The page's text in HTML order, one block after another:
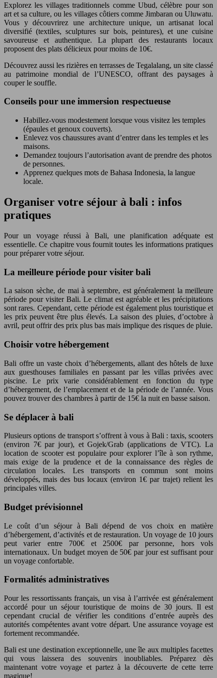
Explorez les villages traditionnels comme Ubud, célèbre pour son
art et sa culture, ou les villages côtiers comme Jimbaran ou Uluwatu.
Vous y découvrirez une architecture unique, un artisanat local
diversifié (textiles, sculptures sur bois, peintures), et une cuisine
savoureuse et authentique. La plupart des restaurants locaux
proposent des plats délicieux pour moins de 10€.
Découvrez aussi les rizières en terrasses de Tegalalang, un site classé
au patrimoine mondial de l’UNESCO, offrant des paysages à
couper le souffle.
Conseils pour une immersion respectueuse
Habillez-vous modestement lorsque vous visitez les temples
(épaules et genoux couverts).
Enlevez vos chaussures avant d’entrer dans les temples et les
maisons.
Demandez toujours l’autorisation avant de prendre des photos
de personnes.
Apprenez quelques mots de Bahasa Indonesia, la langue
locale.
Organiser votre séjour à bali : infos
pratiques
Pour un voyage réussi à Bali, une planification adéquate est
essentielle. Ce chapitre vous fournit toutes les informations pratiques
pour préparer votre séjour.
La meilleure période pour visiter bali
La saison sèche, de mai à septembre, est généralement la meilleure
période pour visiter Bali. Le climat est agréable et les précipitations
sont rares. Cependant, cette période est également plus touristique et
les prix peuvent être plus élevés. La saison des pluies, d’octobre à
avril, peut offrir des prix plus bas mais implique des risques de pluie.
Choisir votre hébergement
Bali offre un vaste choix d’hébergements, allant des hôtels de luxe
aux guesthouses familiales en passant par les villas privées avec
piscine. Le prix varie considérablement en fonction du type
d’hébergement, de l’emplacement et de la période de l’année. Vous
pouvez trouver des chambres à partir de 15€ la nuit en basse saison.
Se déplacer à bali
Plusieurs options de transport s’offrent à vous à Bali : taxis, scooters
(environ 7€ par jour), et Gojek/Grab (applications de VTC). La
location de scooter est populaire pour explorer l’île à son rythme,
mais exige de la prudence et de la connaissance des règles de
circulation locales. Les transports en commun sont moins
développés, mais des bus locaux (environ 1€ par trajet) relient les
principales villes.
Budget prévisionnel
Le coût d’un séjour à Bali dépend de vos choix en matière
d’hébergement, d’activités et de restauration. Un voyage de 10 jours
peut varier entre 700€ et 2500€ par personne, hors vols
internationaux. Un budget moyen de 50€ par jour est suffisant pour
un voyage confortable.
Formalités administratives
Pour les ressortissants français, un visa à l’arrivée est généralement
accordé pour un séjour touristique de moins de 30 jours. Il est
cependant crucial de vérifier les conditions d’entrée auprès des
autorités compétentes avant votre départ. Une assurance voyage est
fortement recommandée.
Bali est une destination exceptionnelle, une île aux multiples facettes
qui vous laissera des souvenirs inoubliables. Préparez dès
maintenant votre voyage et partez à la découverte de cette terre
magique!